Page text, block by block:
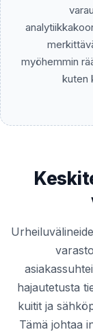
myöhemmin
kuten
hajautetusta
kuitit ja
Tämä johtaa